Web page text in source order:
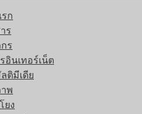
ก
ร
ร
อินเทอร์เน็ต
ติมีเดีย
พ
ยง